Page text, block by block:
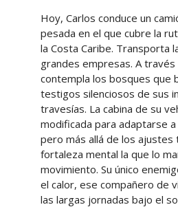
Hoy, Carlos conduce un
pesada en el que cubre la
la Costa Caribe. Transporta
grandes empresas. A
contempla los bosques que
testigos silenciosos de sus
travesías. La cabina de su
modificada para adaptarse
pero más allá de los ajustes
fortaleza mental la que lo
movimiento. Su único
el calor, ese compañero de
las largas jornadas bajo el